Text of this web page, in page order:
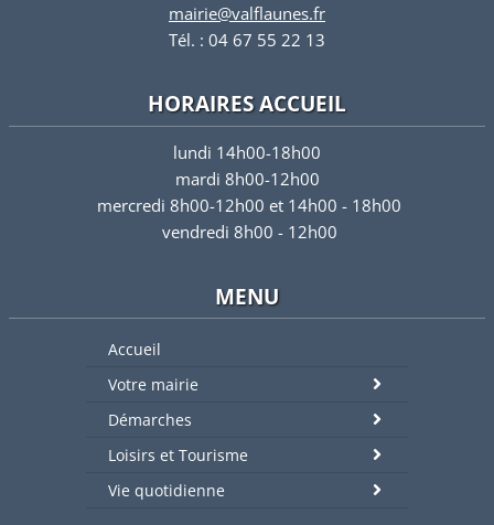
mairie@valflaunes.fr
Tél. : 04 67 55 22 13
HORAIRES ACCUEIL
lundi 14h00-18h00
mardi 8h00-12h00
mercredi 8h00-12h00 et 14h00 - 18h00
vendredi 8h00 - 12h00
MENU
Accueil
Votre mairie
Démarches
Loisirs et Tourisme
Vie quotidienne